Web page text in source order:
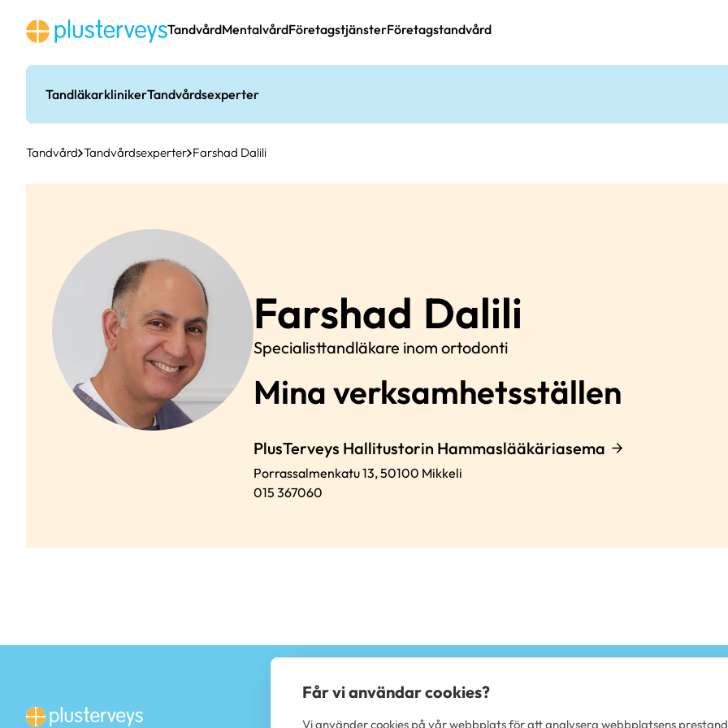
innehåll
Tandvård
TandläkarklinikerTandvårdsexperter
MentalvårdFöretagstjänsterFöretagstandvård
Tandvård Tandvårdsexperter Farshad Dalili
Farshad Dalili
Specialisttandläkare inom ortodonti
Mina verksamhetsställen
PlusTerveys Hallitustorin Hammaslääkäriasema
Porrassalmenkatu 13,50100 Mikkeli
015 367060
Får vi användar cookies?
Vi använder cookies på vår webbplats för att analysera webbplatsens